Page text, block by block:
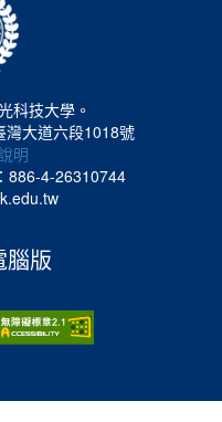
科技大學。
灣大道六段1018號
明
886-4-26310744
腦版